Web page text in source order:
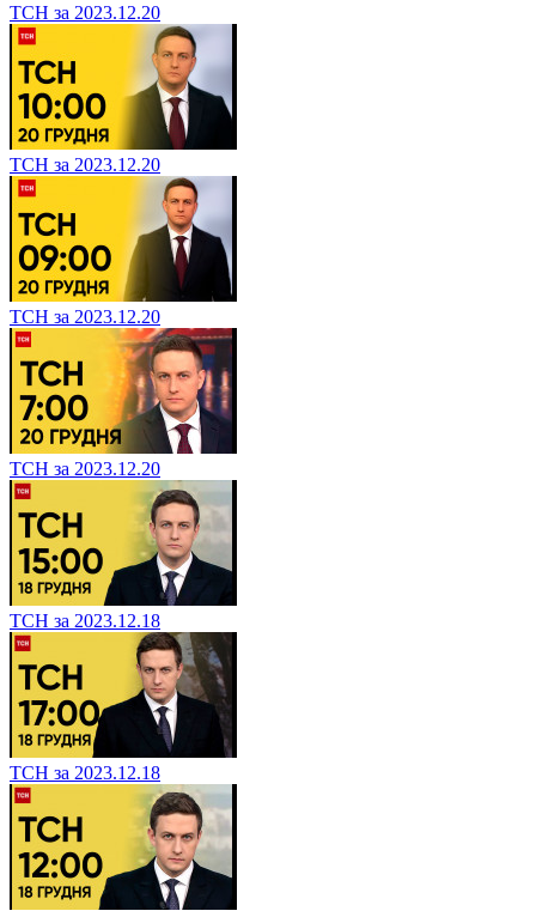
ТСН за 2023.12.20
ТСН за 2023.12.20
ТСН за 2023.12.20
ТСН за 2023.12.20
ТСН за 2023.12.18
ТСН за 2023.12.18